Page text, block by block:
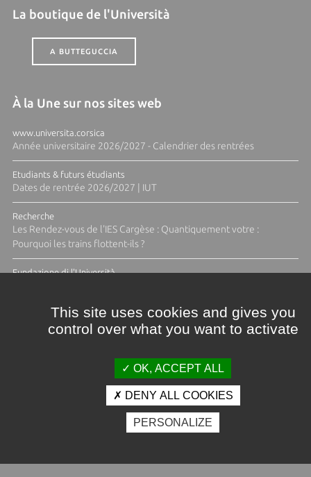
La boutique de l'Università
A BUTTEGUCCIA
À la Une sur nos sites web
www.universita.corsica
Année universitaire 2026/2027 - Calendrier des rentrées
Etudiants & futurs étudiants
Dates de rentrée 2026/2027 | IUT
Recherche
Les Rendez-vous de l'IES Cargèse : Quantiquement votre :
Pourquoi les trains flottent-ils ?
Fundazione di l'Università
Crédits et mentions légales
Espace presse
Photothèque
This site uses cookies and gives you
control over what you want to activate
OK, ACCEPT ALL
DENY ALL COOKIES
PERSONALIZE